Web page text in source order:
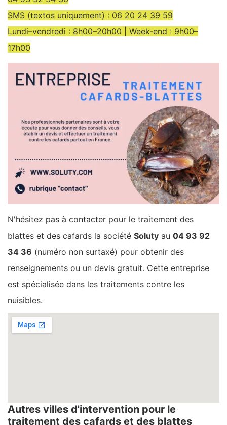
SMS (textos uniquement) : 06 20 24 39 59
Lundi–vendredi : 8h00–20h00 | Week-end : 9h00–
17h00
N'hésitez pas à contacter pour le traitement des
blattes et des cafards la société Soluty au 04 93 92
34 36 (numéro non surtaxé) pour obtenir des
renseignements ou un devis gratuit. Cette entreprise
est spécialisée dans les traitements contre les
nuisibles.
Autres villes d'intervention pour le
traitement des cafards et des blattes